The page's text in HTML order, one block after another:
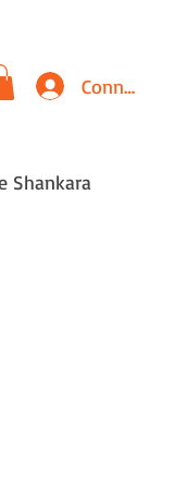
Connexion
Shankara